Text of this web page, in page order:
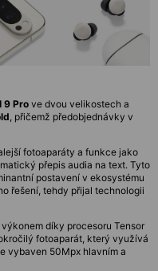
9 Pro ve dvou velikostech a
, přičemž předobjednávky v
fotoaparáty a funkce jako
přepis audia na text. Tyto
postavení v ekosystému
řešení, tehdy přijal technologii
díky procesoru Tensor
fotoaparát, který využívá
vybaven 50Mpx hlavním a